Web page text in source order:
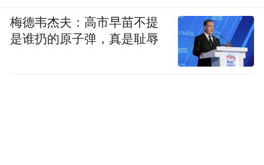
梅德韦杰夫：高市早苗不提
是谁扔的原子弹，真是耻辱